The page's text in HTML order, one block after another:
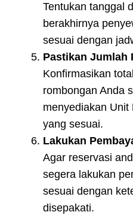
Tentukan tanggal
berakhirnya
sesuai dengan
Pastikan Jumlah
Konfirmasikan
rombongan Anda
menyediakan
yang sesuai.
Lakukan
Agar reservasi
segera lakukan
sesuai dengan
disepakati.